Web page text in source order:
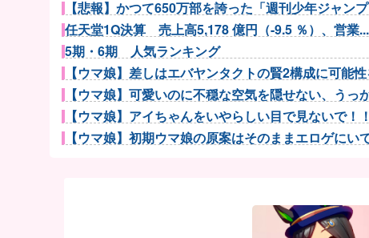
【悲報】かつて650万部を誇った「週刊少年ジャン
任天堂1Q決算 売上高5,178 億円（-9.5 ％）、営業...
5期・6期 人気ランキング
【ウマ娘】差しはエバヤンタクトの賢2構成に可能
【ウマ娘】可愛いのに不穏な空気を隠せない、うっ
【ウマ娘】アイちゃんをいやらしい目で見ないで
【ウマ娘】初期ウマ娘の原案はそのままエロゲにい
電車内で好きな子がバレてからかわれていた男子高
【VTuber】Google Play初のトーク番組「選抜！...